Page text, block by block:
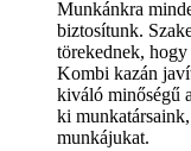
Munkánkra
biztosítunk.
törekednek, hogy
Kombi kazán
kiváló minőségű
ki
munkájukat.